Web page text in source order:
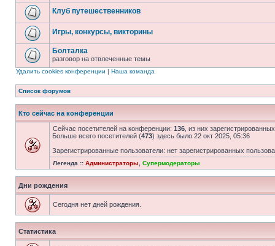
Клуб путешественников
Игры, конкурсы, викторины
Болталка
разговор на отвлеченные темы
Удалить cookies конференции | Наша команда
Список форумов
Кто сейчас на конференции
Сейчас посетителей на конференции: 136 , из них
Больше всего посетителей (473) здесь было 22 окт 2025, 05:36
Зарегистрированные пользователи: нет зарегистрированных
Легенда :: Администраторы Супермодераторы
Дни рождения
Сегодня нет дней рождения.
Статистика